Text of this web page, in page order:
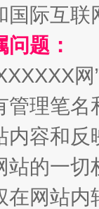
国际互
题：
管理笔
内容和
站的一
在网站